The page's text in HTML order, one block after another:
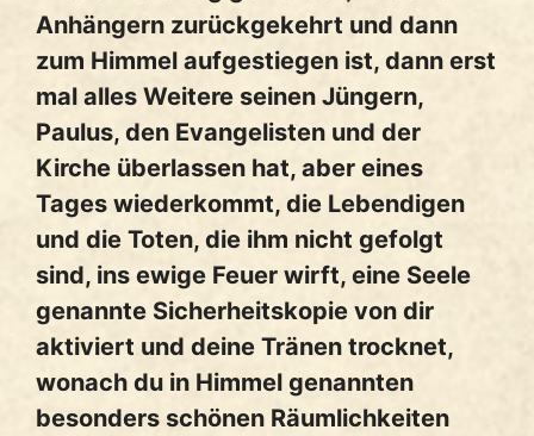
Anhängern zurückgekehrt und dann
zum Himmel aufgestiegen ist, dann erst
mal alles Weitere seinen Jüngern,
Paulus, den Evangelisten und der
Kirche überlassen hat, aber eines
Tages wiederkommt, die Lebendigen
und die Toten, die ihm nicht gefolgt
sind, ins ewige Feuer wirft, eine Seele
genannte Sicherheitskopie von dir
aktiviert und deine Tränen trocknet,
wonach du in Himmel genannten
besonders schönen Räumlichkeiten